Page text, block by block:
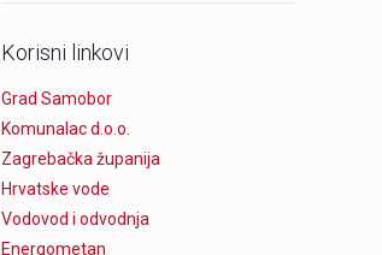
Korisni linkovi
Grad Samobor
Komunalac d.o.o.
Zagrebačka županija
Hrvatske vode
Vodovod i odvodnja
Energometan